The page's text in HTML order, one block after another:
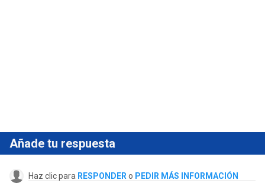
Añade tu respuesta
Haz clic para RESPONDER o PEDIR MÁS INFORMACIÓN